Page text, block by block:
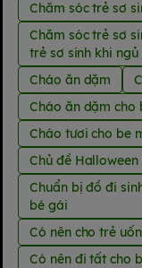
Chăm sóc trẻ sơ
Chăm sóc trẻ sơ
trẻ sơ sinh khi ngủ
Cháo ăn dặm
Cháo ăn dặm cho
Cháo tươi cho be
Chủ đề
Chuẩn bị đồ đi
bé gái
Có nên cho trẻ
Có nên đi tất cho